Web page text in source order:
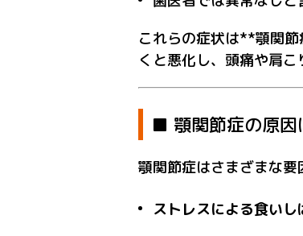
これらの症状は**顎関
くと悪化し、頭痛や肩
■ 顎関節症の原因
顎関節症はさまざまな要
ストレスによる食いし